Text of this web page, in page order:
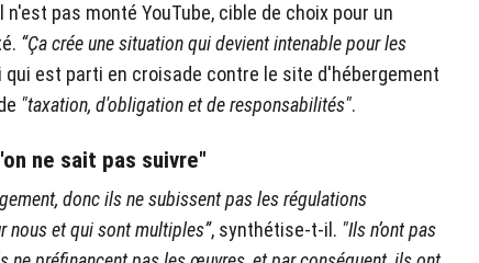
n'est pas monté YouTube, cible de choix pour un
“Ça crée une situation qui devient intenable pour les
qui est parti en croisade contre le site d'hébergement
"taxation, d'obligation et de responsabilités".
ne sait pas suivre"
donc ils ne subissent pas les régulations
nous et qui sont multiples”, synthétise-t-il. "Ils n’ont pas